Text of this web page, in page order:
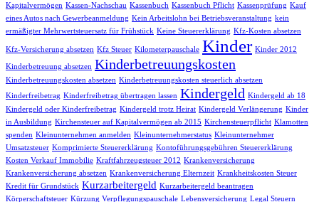
Kapitalvermögen Kassen-Nachschau Kassenbuch Kassenbuch Pflicht Kassenprüfung Kauf
eines Autos nach Gewerbeanmeldung Kein Arbeitslohn bei Betriebsveranstaltung kein
ermäßigter Mehrwertsteuersatz für Frühstück Keine Steuererklärung Kfz-Kosten absetzen
Kfz-Versicherung absetzen Kfz Steuer Kilometerpauschale Kinder Kinder 2012
Kinderbetreuung absetzen Kinderbetreuungskosten
Kinderbetreuungskosten absetzen Kinderbetreuungskosten steuerlich absetzen
Kinderfreibetrag Kinderfreibetrag übertragen lassen Kindergeld Kindergeld ab 18
Kindergeld oder Kinderfreibetrag Kindergeld trotz Heirat Kindergeld Verlängerung Kinder
in Ausbildung Kirchensteuer auf Kapitalvermögen ab 2015 Kirchensteuerpflicht Klamotten
spenden Kleinunternehmen anmelden Kleinunternehmerstatus Kleinunternehmer
Umsatzsteuer Komprimierte Steuererklärung Kontoführungsgebühren Steuererklärung
Kosten Verkauf Immobilie Kraftfahrzeugsteuer 2012 Krankenversicherung
Krankenversicherung absetzen Krankenversicherung Elternzeit Krankheitskosten Steuer
Kredit für Grundstück Kurzarbeitergeld Kurzarbeitergeld beantragen
Körperschaftsteuer Kürzung Verpflegungspauschale Lebensversicherung Legal Steuern